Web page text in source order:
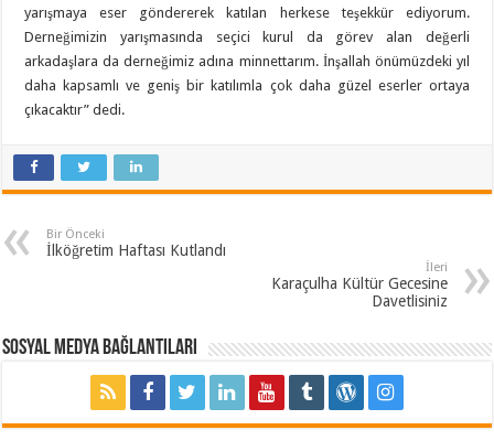
yarışmaya eser göndererek katılan herkese teşekkür ediyorum.
Derneğimizin yarışmasında seçici kurul da görev alan değerli
arkadaşlara da derneğimiz adına minnettarım. İnşallah önümüzdeki yıl
daha kapsamlı ve geniş bir katılımla çok daha güzel eserler ortaya
çıkacaktır” dedi.
Bir Önceki
İlköğretim Haftası Kutlandı
İleri
Karaçulha Kültür Gecesine
Davetlisiniz
Sosyal Medya Bağlantıları